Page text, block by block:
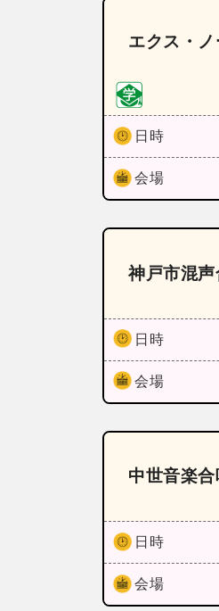
エクス・
日時
会場
神戸市混
日時
会場
中世音楽
日時
会場